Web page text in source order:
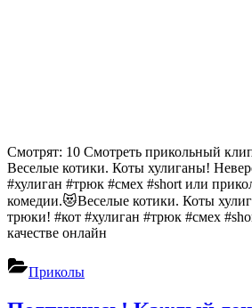
Смотрят: 10 Смотреть прикольный
Веселые котики. Коты хулиганы!
#хулиган #трюк #смех #short или
комедии.😻Веселые котики. Коты
трюки! #кот #хулиган #трюк #смех
качестве онлайн
Приколы